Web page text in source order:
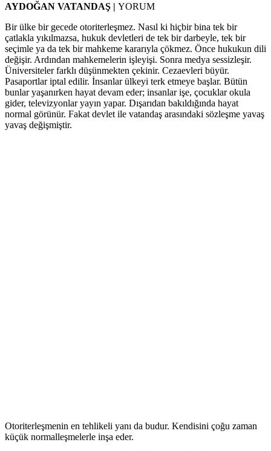
AYDOĞAN VATANDAŞ | YORUM
Bir ülke bir gecede otoriterleşmez. Nasıl ki hiçbir bina tek bir
çatlakla yıkılmazsa, hukuk devletleri de tek bir darbeyle, tek bir
seçimle ya da tek bir mahkeme kararıyla çökmez. Önce hukukun dili
değişir. Ardından mahkemelerin işleyişi. Sonra medya sessizleşir.
Üniversiteler farklı düşünmekten çekinir. Cezaevleri büyür.
Pasaportlar iptal edilir. İnsanlar ülkeyi terk etmeye başlar. Bütün
bunlar yaşanırken hayat devam eder; insanlar işe, çocuklar okula
gider, televizyonlar yayın yapar. Dışarıdan bakıldığında hayat
normal görünür. Fakat devlet ile vatandaş arasındaki sözleşme yavaş
yavaş değişmiştir.
Otoriterleşmenin en tehlikeli yanı da budur. Kendisini çoğu zaman
küçük normalleşmelerle inşa eder.